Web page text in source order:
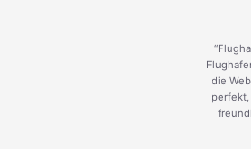
die